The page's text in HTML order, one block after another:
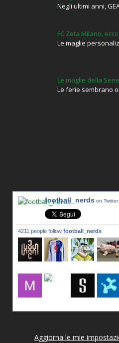
Negli ultimi anni,
FC Zeta Milano,
Le maglie
Le maglie della
Le ferie sembrano
football_nerds on Twitter
4211 people follow football_nerds
Aggiorna le mie